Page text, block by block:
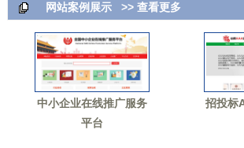
网站案例展示 >> 查看更多
中小企业在线推广服务
平台
招投标